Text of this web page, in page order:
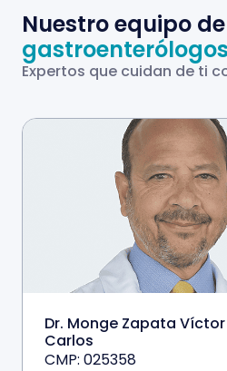
Nuestro equipo de
gastroenterólogos
Expertos que cuidan de ti
Dr. Monge Zapata
Carlos
CMP: 025358